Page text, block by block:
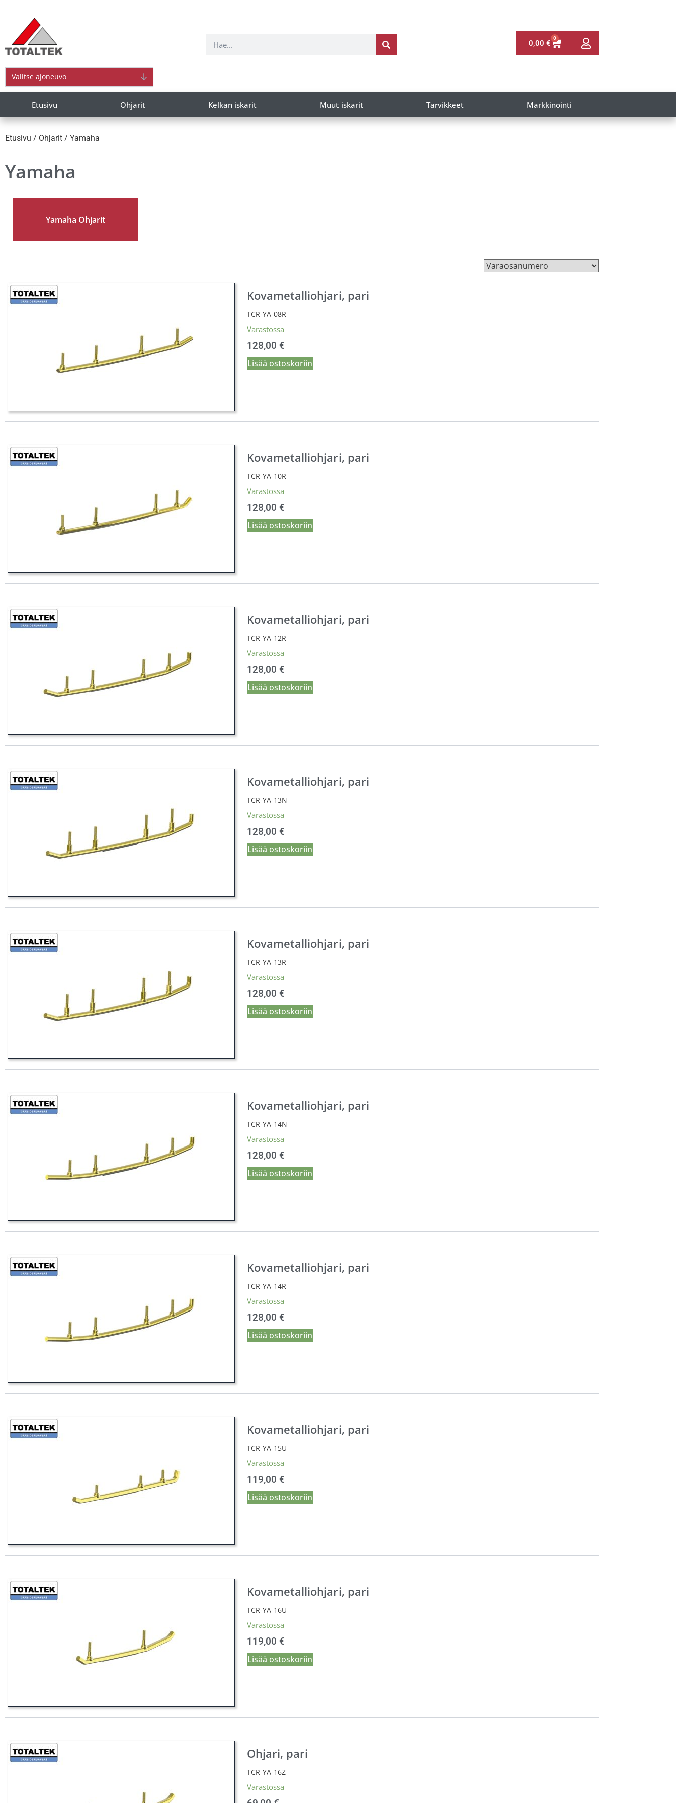
0,00 €
0
Valitse ajoneuvo
Etusivu Ohjarit Kelkan iskarit Muut iskarit Tarvikkeet Markkinointi
Etusivu / Ohjarit / Yamaha
Yamaha
Yamaha Ohjarit
Kovametalliohjari, pari
TCR-YA-08R
Varastossa
128,00 €
Lisää ostoskoriin
Kovametalliohjari, pari
TCR-YA-10R
Varastossa
128,00 €
Lisää ostoskoriin
Kovametalliohjari, pari
TCR-YA-12R
Varastossa
128,00 €
Lisää ostoskoriin
Kovametalliohjari, pari
TCR-YA-13N
Varastossa
128,00 €
Lisää ostoskoriin
Kovametalliohjari, pari
TCR-YA-13R
Varastossa
128,00 €
Lisää ostoskoriin
Kovametalliohjari, pari
TCR-YA-14N
Varastossa
128,00 €
Lisää ostoskoriin
Kovametalliohjari, pari
TCR-YA-14R
Varastossa
128,00 €
Lisää ostoskoriin
Kovametalliohjari, pari
TCR-YA-15U
Varastossa
119,00 €
Lisää ostoskoriin
Kovametalliohjari, pari
TCR-YA-16U
Varastossa
119,00 €
Lisää ostoskoriin
Ohjari, pari
TCR-YA-16Z
Varastossa